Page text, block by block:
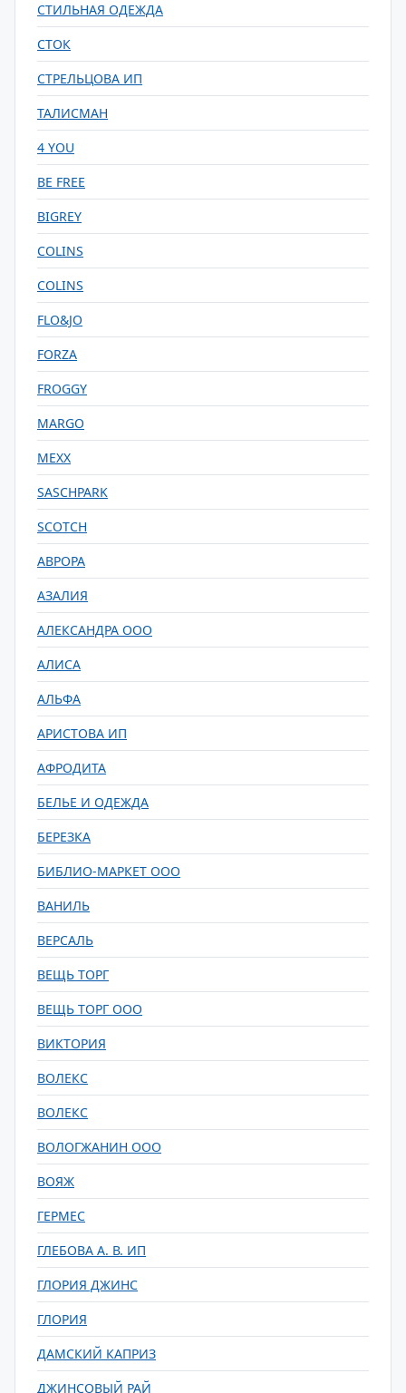
СТИЛЬНАЯ ОДЕЖДА
СТОК
СТРЕЛЬЦОВА ИП
ТАЛИСМАН
4 YOU
BE FREE
BIGREY
COLINS
COLINS
FLO&JO
FORZA
FROGGY
MARGO
MEXX
SASCHPARK
SCOTCH
АВРОРА
АЗАЛИЯ
АЛЕКСАНДРА ООО
АЛИСА
АЛЬФА
АРИСТОВА ИП
АФРОДИТА
БЕЛЬЕ И ОДЕЖДА
БЕРЕЗКА
БИБЛИО-МАРКЕТ ООО
ВАНИЛЬ
ВЕРСАЛЬ
ВЕЩЬ ТОРГ
ВЕЩЬ ТОРГ ООО
ВИКТОРИЯ
ВОЛЕКС
ВОЛЕКС
ВОЛОГЖАНИН ООО
ВОЯЖ
ГЕРМЕС
ГЛЕБОВА А. В. ИП
ГЛОРИЯ ДЖИНС
ГЛОРИЯ
ДАМСКИЙ КАПРИЗ
ДЖИНСОВЫЙ РАЙ